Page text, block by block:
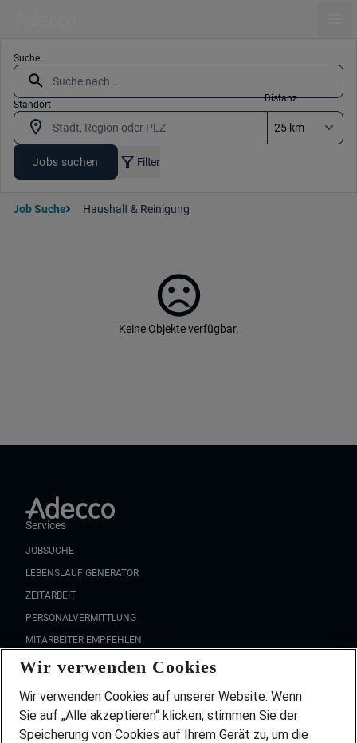
Suche
Standort
Distanz
Jobs suchen Filter
Job Suche Haushalt & Reinigung
Keine Objekte verfügbar.
Services
JOBSUCHE
LEBENSLAUF GENERATOR
ZEITARBEIT
PERSONALVERMITTLUNG
MITARBEITER EMPFEHLEN
FAQ
Wir stellen ein!
DEINE BERUFSGRUPPE
DEINE LEBENSSITUATION
Wir verwenden Cookies
Wir verwenden Cookies auf unserer Website. Wenn
Sie auf „Alle akzeptieren“ klicken, stimmen Sie der
Speicherung von Cookies auf Ihrem Gerät zu, um die